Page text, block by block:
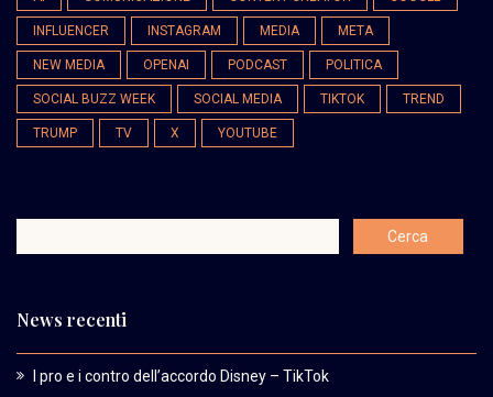
INFLUENCER INSTAGRAM MEDIA META
NEW MEDIA OPENAI PODCAST POLITICA
SOCIAL BUZZ WEEK SOCIAL MEDIA TIKTOK TREND
TRUMP TV X YOUTUBE
News recenti
I pro e i contro dell’accordo Disney – TikTok